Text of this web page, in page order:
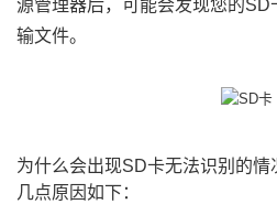
源管理器后，可能会发现您的
输文件。
为什么会出现SD卡无法识别的情
几点原因如下：